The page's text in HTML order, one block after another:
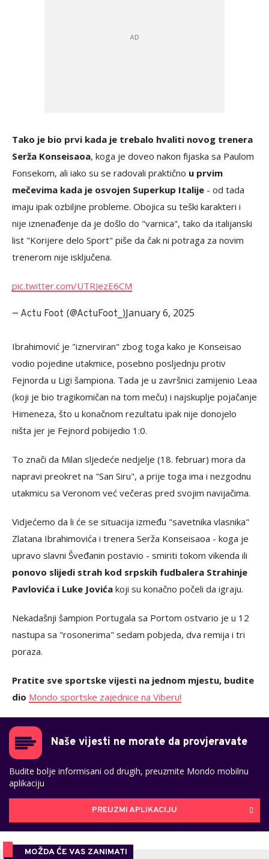
Tako je bio prvi kada je trebalo hvaliti novog trenera
Serža Konseisaoa, koga je doveo nakon fijaska sa Paulom
Fonsekom, ali iako su se radovali praktično u prvim
mečevima kada je osvojen Superkup Italije - od tada
imaju ipak ozbiljne probleme. Obojica su teški karakteri i
nije iznenađenje da je došlo do "varnica", tako da italijanski
list "Korijere delo Sport" piše da čak ni potraga za novim
trenerom nije isključena.
pic.twitter.com/UTRJezE6CM
— Actu Foot (@ActuFoot_)January 6, 2025
Ibrahimović je "iznerviran" zbog toga kako je Konseisao
vodio pojedine utakmice, posebno posljednju protiv
Fejnorda u Ligi šampiona. Tada je u završnici zamijenio Leaa
(koji je bio tragikomičan na tom meču) i najskuplje pojačanje
Himeneza, što u konačnom rezultatu ipak nije donojelo
ništa jer je Fejnord pobijedio 1:0.
To znači da Milan sljedeće nedjelje (18. februar) mora da
napravi preokret na "San Siru", a prije toga ima i nezgodnu
utakmicu sa Veronom već večeras pred svojim navijačima.
Vidjećemo da li će se situacija između "savetnika vlasnika"
Zlatana Ibrahimovića i trenera Serža Konseisaoa - koga je
upravo slavni Šveđanin postavio - smiriti tokom vikenda ili
ponovo slijedi strah kod srpskih fudbalera Strahinje
Pavlovića i Luke Jovića koji su konačno počeli da igraju.
Nekadašnji šampion Portugala sa Portom ostvario je u 12
nastupa sa "rosonerima" sedam pobjeda, dva remija i tri
poraza.
Pratite sve sportske vijesti na jednom mjestu, budite
dio Mondo sportske zajednice na Viberu!
Naše vijesti ne morate da provjeravate
Budite bolje informisani od drugih, preuzmite Mondo mobilnu
aplikaciju
PREUZMI APLIKACIJU
MOŽDA ĆE VAS ZANIMATI